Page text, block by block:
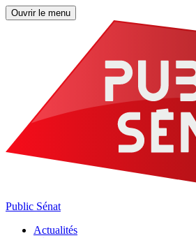
Ouvrir le menu
Public Sénat
Actualités